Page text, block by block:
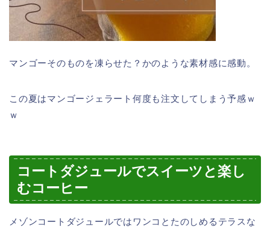
マンゴーそのものを凍らせた？かのような素材感に感動。
この夏はマンゴージェラート何度も注文してしまう予感ｗ
ｗ
コートダジュールでスイーツと楽し
むコーヒー
メゾンコートダジュールではワンコとたのしめるテラスな